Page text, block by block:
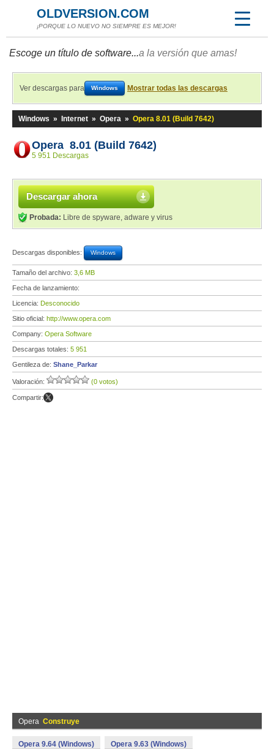
OLDVERSION.COM
¡PORQUE LO NUEVO NO SIEMPRE ES MEJOR!
Escoge un título de software...a la versión que amas!
Ver descargas para Windows Mostrar todas las descargas
Windows » Internet » Opera » Opera 8.01 (Build 7642)
Opera 8.01 (Build 7642)
5 951 Descargas
Descargar ahora
Probada: Libre de spyware, adware y virus
Descargas disponibles: Windows
Tamaño del archivo: 3,6 MB
Fecha de lanzamiento:
Licencia: Desconocido
Sitio oficial: http://www.opera.com
Company: Opera Software
Descargas totales: 5 951
Gentileza de: Shane_Parkar
Valoración: (0 votos)
Compartir:
Opera Construye
Opera 9.64 (Windows) Opera 9.63 (Windows)